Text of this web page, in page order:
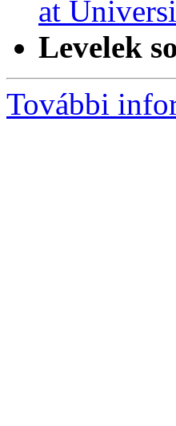
at
Levelek
További